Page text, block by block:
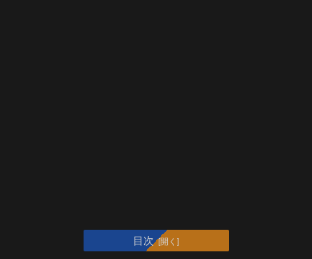
目次